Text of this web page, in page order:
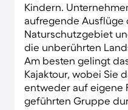
Kindern.
aufregende Ausflüge
Naturschutzgebiet
die unberührten
Am besten gelingt
Kajaktour, wobei Sie
entweder auf eigene
geführten Gruppe